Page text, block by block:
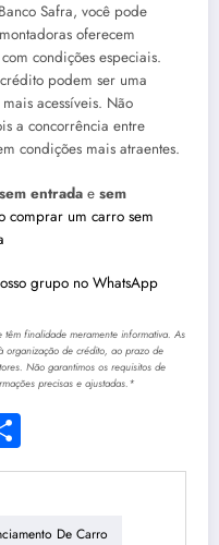
Safra, você pode
oferecem
condições especiais.
podem ser uma
acessíveis. Não
a concorrência entre
condições mais atraentes.
sem entrada e sem
comprar um carro sem
grupo no WhatsApp
finalidade meramente informativa. As
organização de crédito, ao prazo de
Não garantimos os requisitos de
precisas e ajustadas.*
De Carro